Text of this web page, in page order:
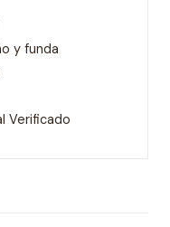
y funda
Verificado